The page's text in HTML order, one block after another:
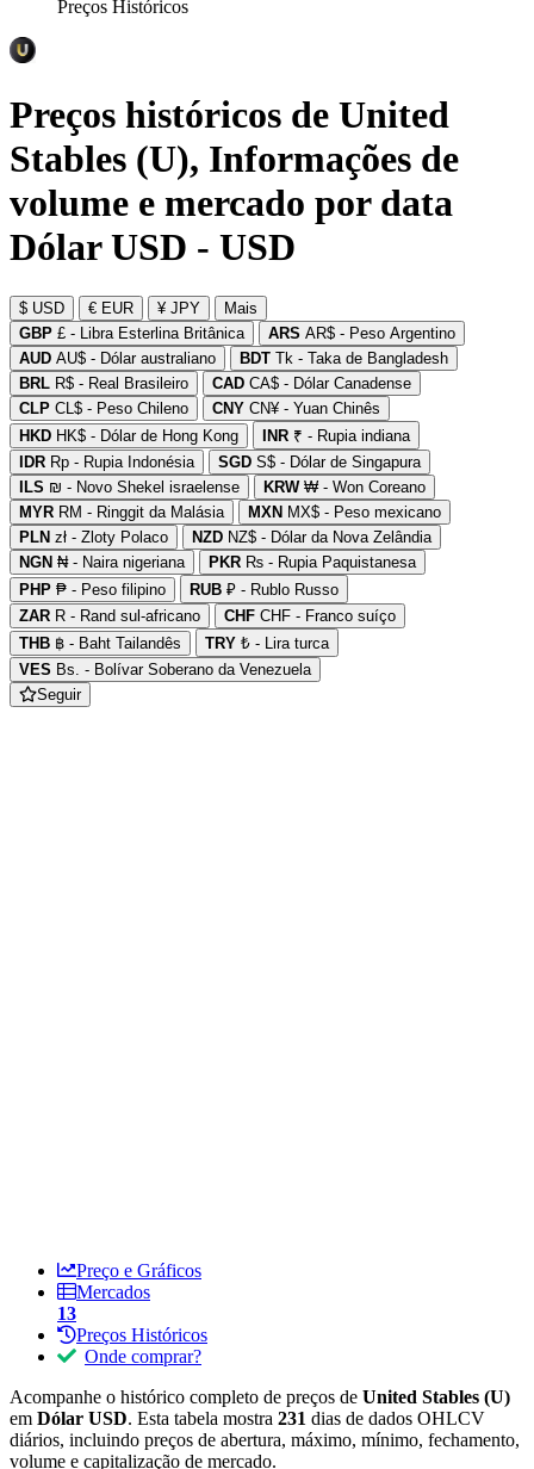
Preços Históricos
Preços históricos de United
Stables (U), Informações de
volume e mercado por data
Dólar USD - USD
$ USD € EUR ¥ JPY
Mais
GBP £ - Libra Esterlina Britânica ARS AR$ - Peso Argentino
AUD AU$ - Dólar australiano BDT Tk - Taka de Bangladesh
BRL R$ - Real Brasileiro CAD CA$ - Dólar Canadense
CLP CL$ - Peso Chileno CNY CN¥ - Yuan Chinês
HKD HK$ - Dólar de Hong Kong INR ₹ - Rupia indiana
IDR Rp - Rupia Indonésia SGD S$ - Dólar de Singapura
ILS ₪ - Novo Shekel israelense KRW₩ - Won Coreano
MYR RM - Ringgit da Malásia MXN MX$ - Peso mexicano
PLN zł - Zloty Polaco NZD NZ$ - Dólar da Nova Zelândia
NGN ₦ - Naira nigeriana PKR ₨ - Rupia Paquistanesa
PHP ₱ - Peso filipino RUB ₽ - Rublo Russo
ZAR R - Rand sul-africano CHF CHF - Franco suíço
THB ฿ - Baht Tailandês TRY ₺ - Lira turca
VES Bs. - Bolívar Soberano da Venezuela
Seguir
Preço e Gráficos
Mercados
13
Preços Históricos
Onde comprar?
Acompanhe o histórico completo de preços de United Stables (U)
em Dólar USD. Esta tabela mostra 231 dias de dados OHLCV
diários, incluindo preços de abertura, máximo, mínimo, fechamento,
volume e capitalização de mercado.